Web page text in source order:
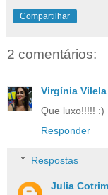
Compartilhar
2 comentários:
Virgínia Vilela
Que luxo!!!!! :)
Responder
Respostas
Julia Cotrim